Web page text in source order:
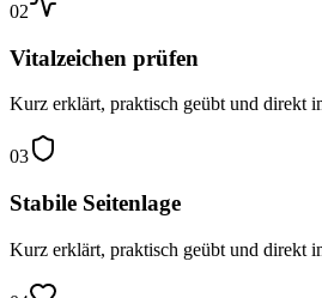
02
Vitalzeichen prüfen
Kurz erklärt, praktisch geübt und direkt
03
Stabile Seitenlage
Kurz erklärt, praktisch geübt und direkt